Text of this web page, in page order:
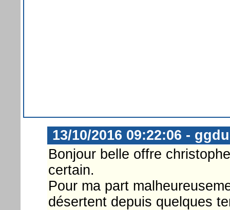
13/10/2016 09:22:06 -
Bonjour belle offre
certain.
Pour ma part
désertent depuis quelques